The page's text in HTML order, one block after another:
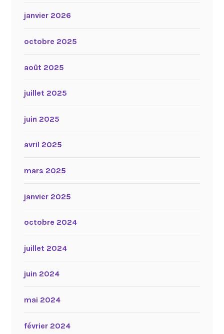
janvier 2026
octobre 2025
août 2025
juillet 2025
juin 2025
avril 2025
mars 2025
janvier 2025
octobre 2024
juillet 2024
juin 2024
mai 2024
février 2024